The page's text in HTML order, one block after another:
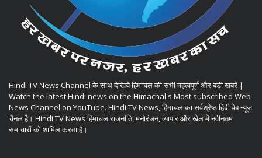
Hindi TV News Channel के साथ देखिये हिमाचल की सभी महत्वपूर्ण और बड़ी खबरें |
Watch the latest Hindi news on the Himachal's Most subscribed Web
News Channel on YouTube. Hindi TV News, हिमाचल का सर्वश्रेष्ठ हिंदी वेब न्यूज
चैनल है। Hindi TV News हिमाचल राजनीति, मनोरंजन, व्यापार और खेल में नवीनतम
समाचारों को शामिल करता है।